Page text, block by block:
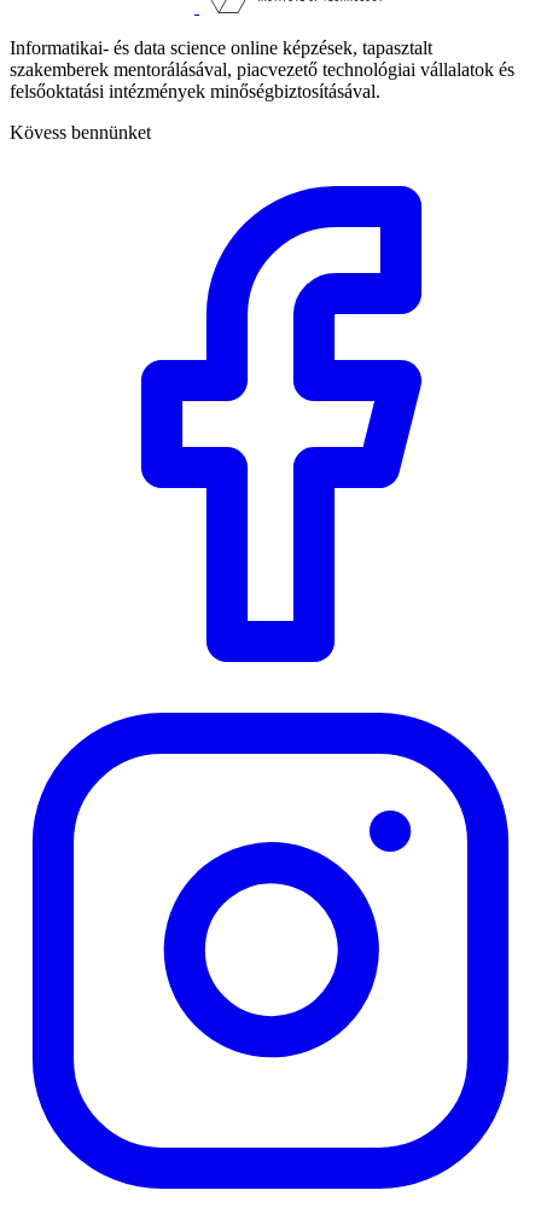
Informatikai- és data science online képzések, tapasztalt
szakemberek mentorálásával, piacvezető technológiai vállalatok és
felsőoktatási intézmények minőségbiztosításával.
Kövess bennünket